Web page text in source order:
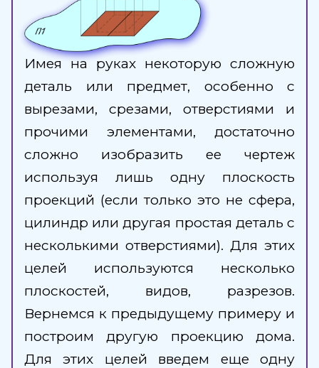
Имея на руках некоторую сложную
деталь или предмет, особенно с
вырезами, срезами, отверстиями и
прочими элементами, достаточно
сложно изобразить ее чертеж
используя лишь одну плоскость
проекций (если только это не сфера,
цилиндр или другая простая деталь с
несколькими отверстиями). Для этих
целей используются несколько
плоскостей, видов, разрезов.
Вернемся к предыдущему примеру и
построим другую проекцию дома.
Для этих целей введем еще одну